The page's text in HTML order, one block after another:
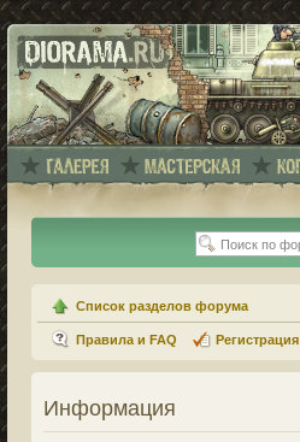
Список разделов форума
Правила и FAQ Регистрация
Информация